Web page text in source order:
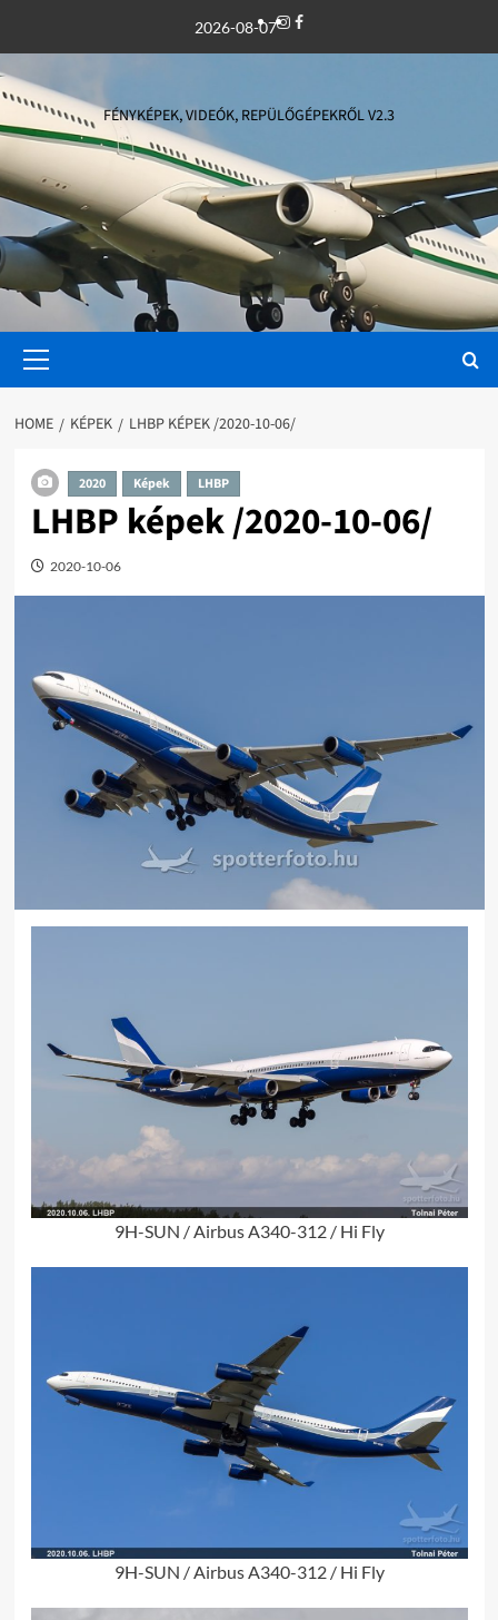
content
2026-08-07Instagram
Facebook
FÉNYKÉPEK, VIDEÓK, REPÜLŐGÉPEKRŐL V2.3
Menu
HOME KÉPEK LHBP KÉPEK /2020-10-06/
2020 Képek LHBP
LHBP képek /2020-10-06/
2020-10-06
9H-SUN / Airbus A340-312 / Hi Fly
9H-SUN / Airbus A340-312 / Hi Fly